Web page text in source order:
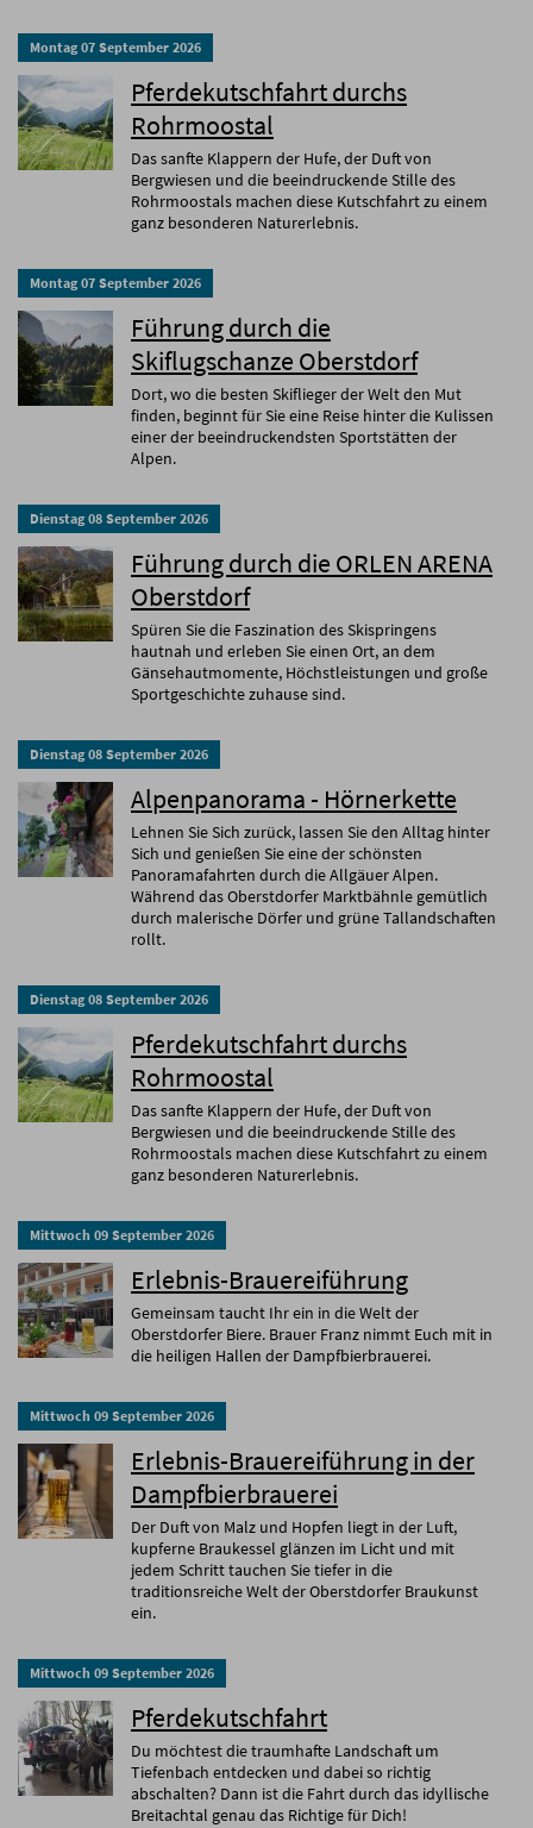
Montag 07 September 2026
Pferdekutschfahrt durchs
Rohrmoostal
Das sanfte Klappern der Hufe, der Duft von
Bergwiesen und die beeindruckende Stille des
Rohrmoostals machen diese Kutschfahrt zu einem
ganz besonderen Naturerlebnis.
Montag 07 September 2026
Führung durch die
Skiflugschanze Oberstdorf
Dort, wo die besten Skiflieger der Welt den Mut
finden, beginnt für Sie eine Reise hinter die Kulissen
einer der beeindruckendsten Sportstätten der
Alpen.
Dienstag 08 September 2026
Führung durch die ORLEN ARENA
Oberstdorf
Spüren Sie die Faszination des Skispringens
hautnah und erleben Sie einen Ort, an dem
Gänsehautmomente, Höchstleistungen und große
Sportgeschichte zuhause sind.
Dienstag 08 September 2026
Alpenpanorama - Hörnerkette
Lehnen Sie Sich zurück, lassen Sie den Alltag hinter
Sich und genießen Sie eine der schönsten
Panoramafahrten durch die Allgäuer Alpen.
Während das Oberstdorfer Marktbähnle gemütlich
durch malerische Dörfer und grüne Tallandschaften
rollt.
Dienstag 08 September 2026
Pferdekutschfahrt durchs
Rohrmoostal
Das sanfte Klappern der Hufe, der Duft von
Bergwiesen und die beeindruckende Stille des
Rohrmoostals machen diese Kutschfahrt zu einem
ganz besonderen Naturerlebnis.
Mittwoch 09 September 2026
Erlebnis-Brauereiführung
Gemeinsam taucht Ihr ein in die Welt der
Oberstdorfer Biere. Brauer Franz nimmt Euch mit in
die heiligen Hallen der Dampfbierbrauerei.
Mittwoch 09 September 2026
Erlebnis-Brauereiführung in der
Dampfbierbrauerei
Der Duft von Malz und Hopfen liegt in der Luft,
kupferne Braukessel glänzen im Licht und mit
jedem Schritt tauchen Sie tiefer in die
traditionsreiche Welt der Oberstdorfer Braukunst
ein.
Mittwoch 09 September 2026
Pferdekutschfahrt
Du möchtest die traumhafte Landschaft um
Tiefenbach entdecken und dabei so richtig
abschalten? Dann ist die Fahrt durch das idyllische
Breitachtal genau das Richtige für Dich!